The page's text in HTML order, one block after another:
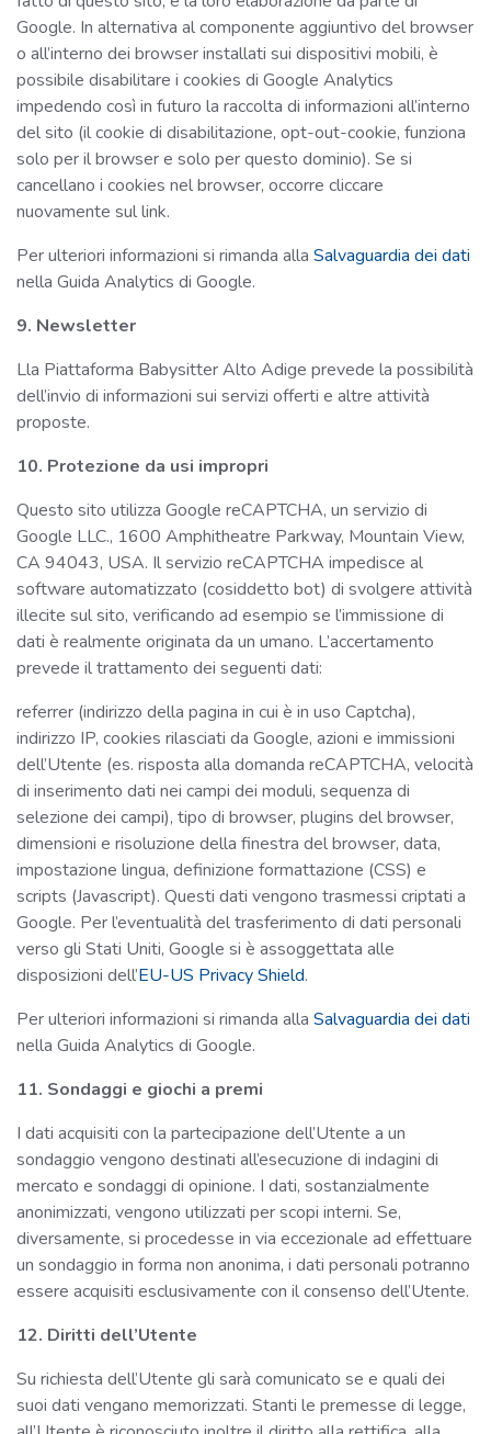
Google. In alternativa al componente aggiuntivo del browser
o all’interno dei browser installati sui dispositivi mobili, è
possibile disabilitare i cookies di Google Analytics
impedendo così in futuro la raccolta di informazioni all’interno
del sito (il cookie di disabilitazione, opt-out-cookie, funziona
solo per il browser e solo per questo dominio). Se si
cancellano i cookies nel browser, occorre cliccare
nuovamente sul link.
Per ulteriori informazioni si rimanda alla Salvaguardia dei dati
nella Guida Analytics di Google.
9. Newsletter
Lla Piattaforma Babysitter Alto Adige prevede la possibilità
dell’invio di informazioni sui servizi offerti e altre attività
proposte.
10. Protezione da usi impropri
Questo sito utilizza Google reCAPTCHA, un servizio di
Google LLC., 1600 Amphitheatre Parkway, Mountain View,
CA 94043, USA. Il servizio reCAPTCHA impedisce al
software automatizzato (cosiddetto bot) di svolgere attività
illecite sul sito, verificando ad esempio se l’immissione di
dati è realmente originata da un umano. L’accertamento
prevede il trattamento dei seguenti dati:
referrer (indirizzo della pagina in cui è in uso Captcha),
indirizzo IP, cookies rilasciati da Google, azioni e immissioni
dell’Utente (es. risposta alla domanda reCAPTCHA, velocità
di inserimento dati nei campi dei moduli, sequenza di
selezione dei campi), tipo di browser, plugins del browser,
dimensioni e risoluzione della finestra del browser, data,
impostazione lingua, definizione formattazione (CSS) e
scripts (Javascript). Questi dati vengono trasmessi criptati a
Google. Per l’eventualità del trasferimento di dati personali
verso gli Stati Uniti, Google si è assoggettata alle
disposizioni dell’EU-US Privacy Shield.
Per ulteriori informazioni si rimanda alla Salvaguardia dei dati
nella Guida Analytics di Google.
11. Sondaggi e giochi a premi
I dati acquisiti con la partecipazione dell’Utente a un
sondaggio vengono destinati all’esecuzione di indagini di
mercato e sondaggi di opinione. I dati, sostanzialmente
anonimizzati, vengono utilizzati per scopi interni. Se,
diversamente, si procedesse in via eccezionale ad effettuare
un sondaggio in forma non anonima, i dati personali potranno
essere acquisiti esclusivamente con il consenso dell’Utente.
12. Diritti dell’Utente
Su richiesta dell’Utente gli sarà comunicato se e quali dei
suoi dati vengano memorizzati. Stanti le premesse di legge,